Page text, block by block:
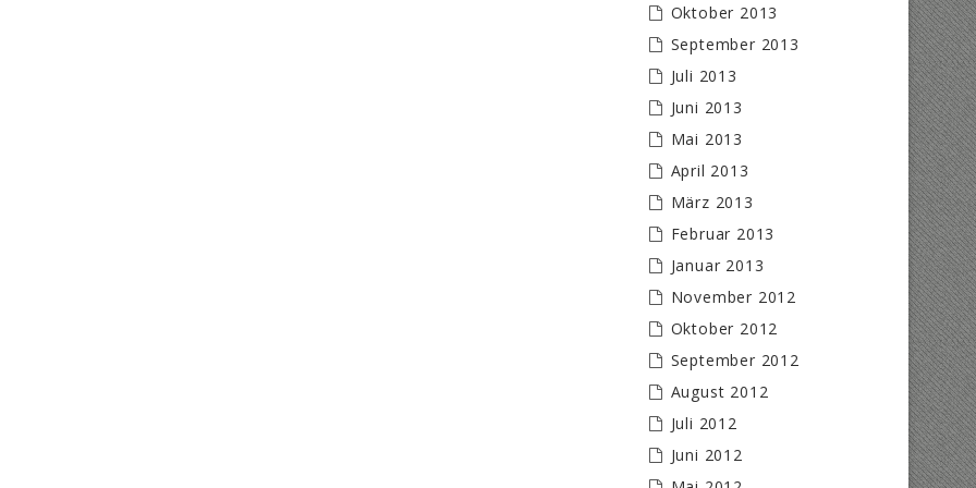
Oktober 2013
September 2013
Juli 2013
Juni 2013
Mai 2013
April 2013
März 2013
Februar 2013
Januar 2013
November 2012
Oktober 2012
September 2012
August 2012
Juli 2012
Juni 2012